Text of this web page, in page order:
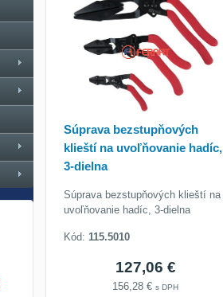
Súprava bezstupňových
klieští na uvoľňovanie hadíc,
3-dielna
Súprava bezstupňových klieští na
uvoľňovanie hadíc, 3-dielna
Kód: 115.5010
127,06 €
156,28 €s DPH